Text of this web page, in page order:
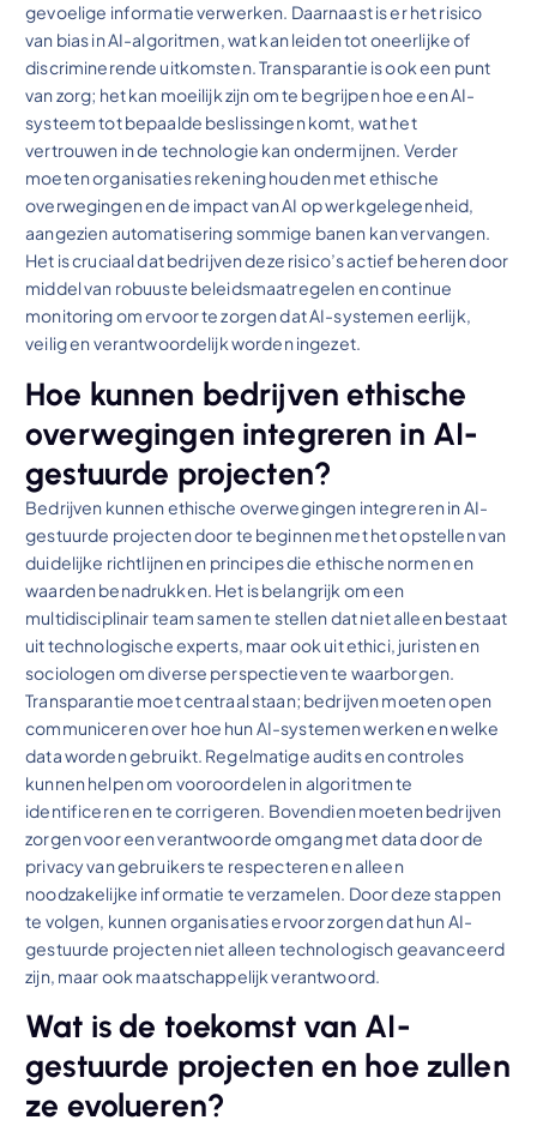
gevoelige informatie verwerken. Daarnaast is er het risico
van bias in AI-algoritmen, wat kan leiden tot oneerlijke of
discriminerende uitkomsten. Transparantie is ook een punt
van zorg; het kan moeilijk zijn om te begrijpen hoe een AI-
systeem tot bepaalde beslissingen komt, wat het
vertrouwen in de technologie kan ondermijnen. Verder
moeten organisaties rekening houden met ethische
overwegingen en de impact van AI op werkgelegenheid,
aangezien automatisering sommige banen kan vervangen.
Het is cruciaal dat bedrijven deze risico’s actief beheren door
middel van robuuste beleidsmaatregelen en continue
monitoring om ervoor te zorgen dat AI-systemen eerlijk,
veilig en verantwoordelijk worden ingezet.
Hoe kunnen bedrijven ethische
overwegingen integreren in AI-
gestuurde projecten?
Bedrijven kunnen ethische overwegingen integreren in AI-
gestuurde projecten door te beginnen met het opstellen van
duidelijke richtlijnen en principes die ethische normen en
waarden benadrukken. Het is belangrijk om een
multidisciplinair team samen te stellen dat niet alleen bestaat
uit technologische experts, maar ook uit ethici, juristen en
sociologen om diverse perspectieven te waarborgen.
Transparantie moet centraal staan; bedrijven moeten open
communiceren over hoe hun AI-systemen werken en welke
data worden gebruikt. Regelmatige audits en controles
kunnen helpen om vooroordelen in algoritmen te
identificeren en te corrigeren. Bovendien moeten bedrijven
zorgen voor een verantwoorde omgang met data door de
privacy van gebruikers te respecteren en alleen
noodzakelijke informatie te verzamelen. Door deze stappen
te volgen, kunnen organisaties ervoor zorgen dat hun AI-
gestuurde projecten niet alleen technologisch geavanceerd
zijn, maar ook maatschappelijk verantwoord.
Wat is de toekomst van AI-
gestuurde projecten en hoe zullen
ze evolueren?